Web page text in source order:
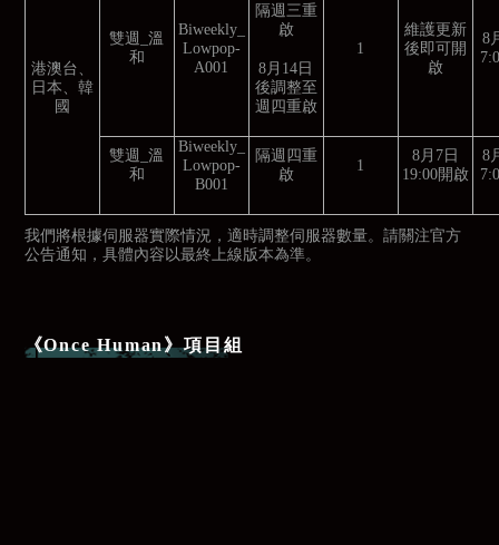
港澳台、
日本、韓
國
雙週_溫
和
Biweekly_
Lowpop-
A001
隔週三重
啟
8月14日
後調整至
週四重啟
1
維護更新
後即可開
啟
8
雙週_溫
和
Biweekly_
Lowpop-
B001
隔週四重
啟
1
8月7日
19:00開啟
8
我們將根據伺服器實際情況，適時調整伺服器數量。請關注官方
公告通知，具體內容以最終上線版本為準。
《Once Human》項目組